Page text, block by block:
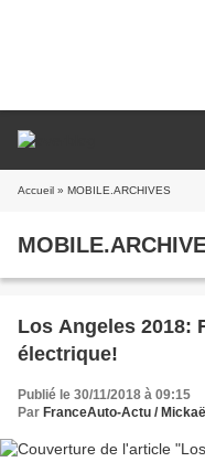
Accueil » MOBILE.ARCHIVES
Los Angeles 2018:
électrique!
Publié le 30/11/2018 à 09:15
Par FranceAuto-Actu /